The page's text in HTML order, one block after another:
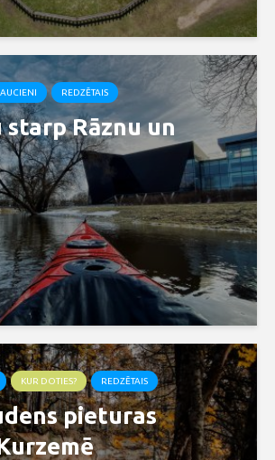
REDZĒTAIS
Rāznu un
KUR DOTIES? REDZĒTAIS
pieturas